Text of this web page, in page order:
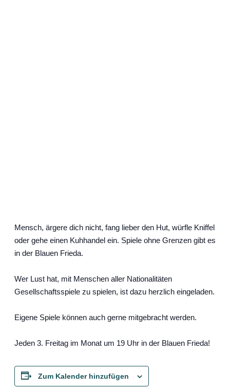
Mensch, ärgere dich nicht, fang lieber den Hut, würfle Kniffel
oder gehe einen Kuhhandel ein. Spiele ohne Grenzen gibt es
in der Blauen Frieda.
Wer Lust hat, mit Menschen aller Nationalitäten
Gesellschaftsspiele zu spielen, ist dazu herzlich eingeladen.
Eigene Spiele können auch gerne mitgebracht werden.
Jeden 3. Freitag im Monat um 19 Uhr in der Blauen Frieda!
Zum Kalender hinzufügen